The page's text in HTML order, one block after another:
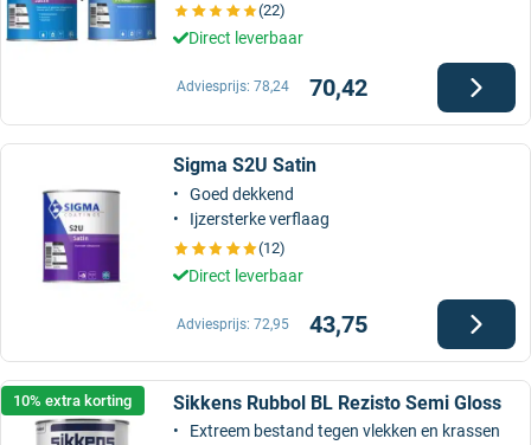
(22)
Direct leverbaar
70,42
Adviesprijs: 78,24
Sigma S2U Satin
Goed dekkend
Ijzersterke verflaag
(12)
Direct leverbaar
43,75
Adviesprijs: 72,95
10% extra korting Sikkens Rubbol BL Rezisto Semi Gloss
Extreem bestand tegen vlekken en krassen